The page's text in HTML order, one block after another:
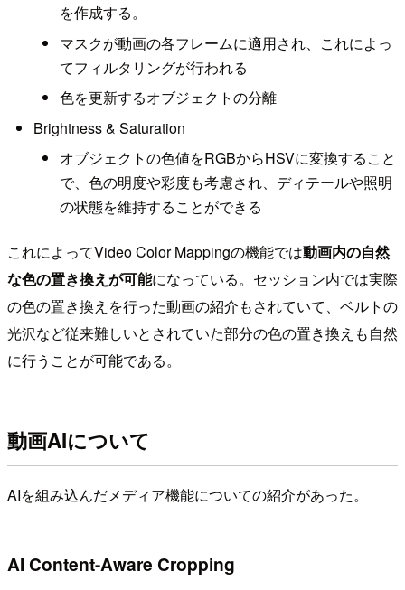
を作成する。
マスクが動画の各フレームに適用され、これによっ
てフィルタリングが行われる
色を更新するオブジェクトの分離
Brightness & Saturation
オブジェクトの色値をRGBからHSVに変換すること
で、色の明度や彩度も考慮され、ディテールや照明
の状態を維持することができる
これによってVideo Color Mappingの機能では動画内の自然
な色の置き換えが可能になっている。セッション内では実際
の色の置き換えを行った動画の紹介もされていて、ベルトの
光沢など従来難しいとされていた部分の色の置き換えも自然
に行うことが可能である。
動画AIについて
AIを組み込んだメディア機能についての紹介があった。
AI Content-Aware Cropping